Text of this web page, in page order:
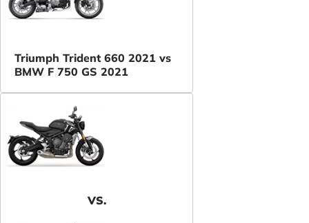
Triumph Trident 660 2021 vs
BMW F 750 GS 2021
VS.